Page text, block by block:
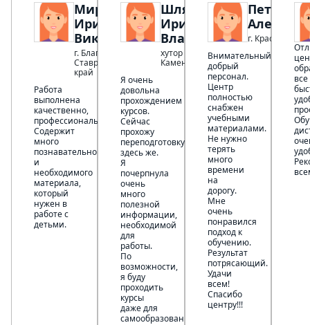
Мирошина
Ирина
Викторовна
г. Благодарный
Ставропольский
край
Работа
выполнена
качественно,
профессионально.
Содержит
много
познавательного
и
необходимого
материала,
который
нужен в
работе с
детьми.
Шляхтина
Ирина
Владимировна
хутор Красновка
Каменского района
Я очень
довольна
прохождением
курсов.
Сейчас
прохожу
переподготовку
здесь же.
Я
почерпнула
очень
много
полезной
информации,
необходимой
для
работы.
По
возможности,
я буду
проходить
курсы
даже для
самообразования
Петрова
г. Краснодар
Внимательный,
добрый
персонал.
Центр
полностью
снабжен
учебными
материалами.
Не нужно
терять
много
времени
на
дорогу.
Мне
очень
понравился
подход к
обучению.
Результат
потрясающий.
Удачи
всем!
Спасибо
центру!!!
все